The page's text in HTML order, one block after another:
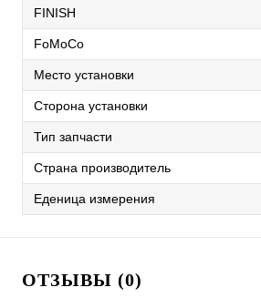
FINISH
FoMoCo
Место установки
Сторона установки
Тип запчасти
Страна производитель
Еденица измерения
ОТЗЫВЫ (0)